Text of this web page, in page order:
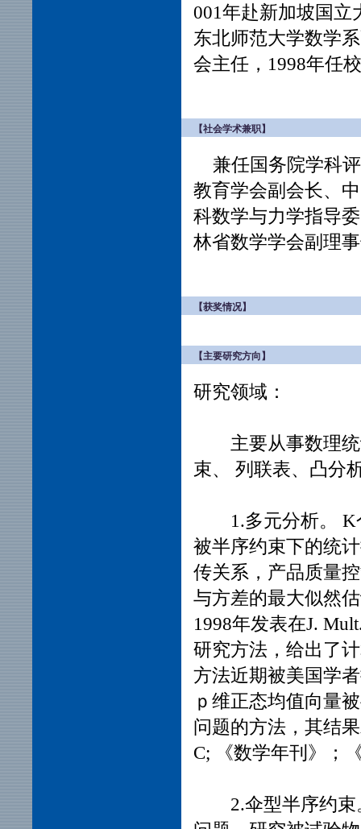
001年赴新加坡国立
东北师范大学数学
会主任，1998年任
【社会学术兼职】
兼任国务院学科
教育学会副会长、
科数学与力学指导
林省数学学会副理
【获奖情况】
【主要研究方向】
研究领域：
主要从事数理统
束、 列联表、凸分
1.多元分析。 K
被半序约束下的统
传关系，产品质量
与方差的最大似然
1998年发表在J.
研究方法，给出了
方法近期被美国学
ｐ维正态均值向量
问题的方法，其结果
C; 《数学年刊》；
2.伞型半序约束